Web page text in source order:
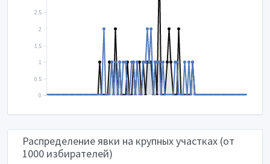
0
0.5
1
1.5
2
2.5
Распределение явки на крупных участках (от
1000 избирателей)